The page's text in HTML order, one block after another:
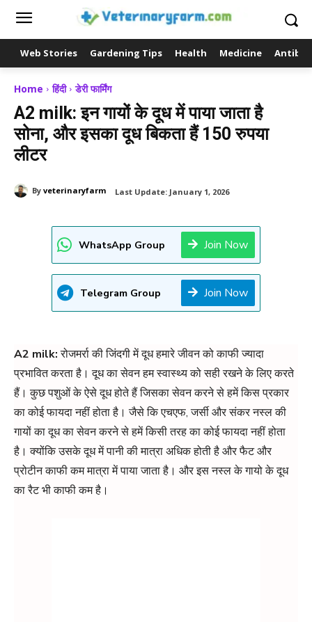
Web Stories Gardening Tips Health Medicine
Home हिंदी डेरी फार्मिंग
A2 milk: इन गायों के दूध में पाया जाता है
सोना, और इसका दूध बिकता हैं 150 रुपया
लीटर
By veterinaryfarm Last Update: January 1, 2026
WhatsApp Group Join Now
Telegram Group Join Now
A2 milk:रोजमर्रा की जिंदगी में दूध हमारे जीवन को काफी ज्यादा
प्रभावित करता है। दूध का सेवन हम स्वास्थ्य को सही रखने के लिए करते
हैं। कुछ पशुओं के ऐसे दूध होते हैं जिसका सेवन करने से हमें किस प्रकार
का कोई फायदा नहीं होता है। जैसे कि एचएफ, जर्सी और संकर नस्ल की
गायों का दूध का सेवन करने से हमें किसी तरह का कोई फायदा नहीं होता
है। क्योंकि उसके दूध में पानी की मात्रा अधिक होती है और फैट और
प्रोटीन काफी कम मात्रा में पाया जाता है। और इस नस्ल के गायो के दूध
का रैट भी काफी कम है।